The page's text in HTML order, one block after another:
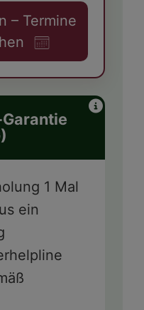
– Termine
1 Mal
ein